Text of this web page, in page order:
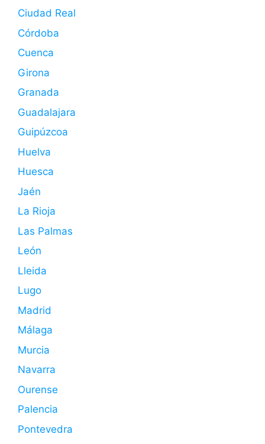
Ciudad Real
Córdoba
Cuenca
Girona
Granada
Guadalajara
Guipúzcoa
Huelva
Huesca
Jaén
La Rioja
Las Palmas
León
Lleida
Lugo
Madrid
Málaga
Murcia
Navarra
Ourense
Palencia
Pontevedra